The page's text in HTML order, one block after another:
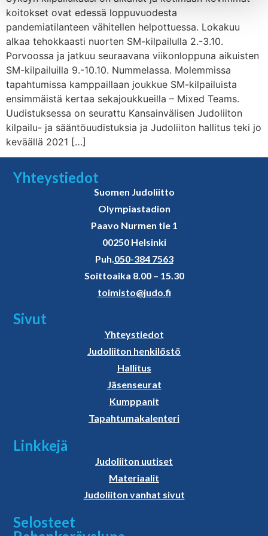
koitokset ovat edessä loppuvuodesta
pandemiatilanteen vähitellen helpottuessa. Lokakuu
alkaa tehokkaasti nuorten SM-kilpailulla 2.-3.10.
Porvoossa ja jatkuu seuraavana viikonloppuna aikuisten
SM-kilpailuilla 9.-10.10. Nummelassa. Molemmissa
tapahtumissa kamppaillaan joukkue SM-kilpailuista
ensimmäistä kertaa sekajoukkueilla – Mixed Teams.
Uudistuksessa on seurattu Kansainvälisen Judoliiton
kilpailu- ja sääntöuudistuksia ja Judoliiton hallitus teki jo
keväällä 2021 […]
Yhteystiedot
Suomen Judoliitto
Olympiastadion
Paavo Nurmen tie 1
00250 Helsinki
Puh.050-384 7563
Soittoaika 8.00 – 15.30
toimisto@judo.fi
Sivut
Yhteystiedot
Judoliiton henkilöstö
Hallitus
Jäsenseurat
Kumppanit
Tapahtumakalenteri
Linkkejä
Judoliiton uutiset
Materiaalit
Judoliiton vanhat sivut
Selosteet